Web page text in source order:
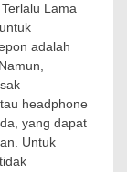
Lama
adalah
headphone
yang dapat
Untuk